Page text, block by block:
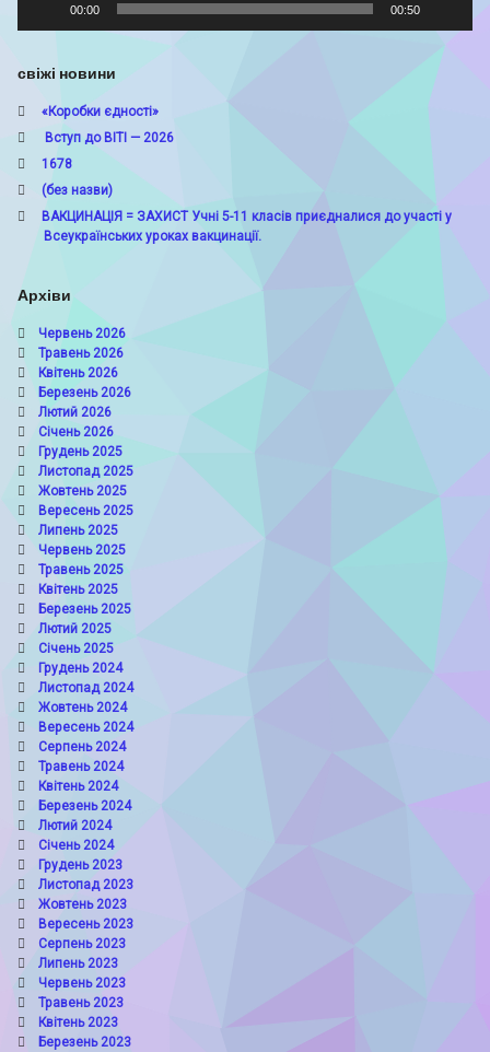
00:00 00:50
свіжі новини
«Коробки єдності»
Вступ до ВІТІ — 2026
1678
(без назви)
ВАКЦИНАЦІЯ = ЗАХИСТ Учні 5-11 класів приєдналися до участі у
Всеукраїнських уроках вакцинації.
Архіви
Червень 2026
Травень 2026
Квітень 2026
Березень 2026
Лютий 2026
Січень 2026
Грудень 2025
Листопад 2025
Жовтень 2025
Вересень 2025
Липень 2025
Червень 2025
Травень 2025
Квітень 2025
Березень 2025
Лютий 2025
Січень 2025
Грудень 2024
Листопад 2024
Жовтень 2024
Вересень 2024
Серпень 2024
Травень 2024
Квітень 2024
Березень 2024
Лютий 2024
Січень 2024
Грудень 2023
Листопад 2023
Жовтень 2023
Вересень 2023
Серпень 2023
Липень 2023
Червень 2023
Травень 2023
Квітень 2023
Березень 2023